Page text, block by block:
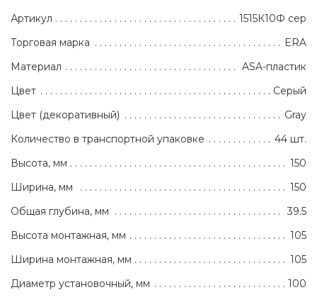
Артикул
1515К10Ф сер
Торговая марка
ERA
Материал
ASA-пластик
Цвет
Серый
Цвет (декоративный)
Gray
Количество в транспортной упаковке
44 шт.
Высота, мм
150
Ширина, мм
150
Общая глубина, мм
39.5
Высота монтажная, мм
105
Ширина монтажная, мм
105
Диаметр установочный, мм
100